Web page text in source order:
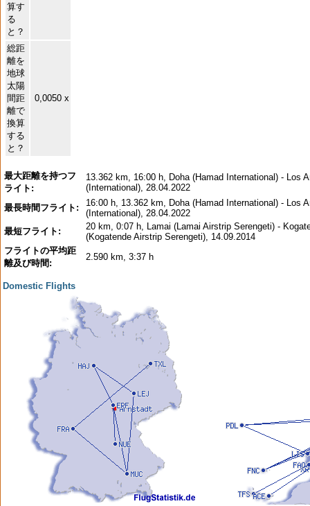
算す
る
と？
総距
離を
地球
太陽
間距
離で
換算
する
と？
0,0050 x
最大距離を持つフ
ライト:
13.362 km, 16:00 h, Doha (Hamad International) - Los
(International), 28.04.2022
最長時間フライト:
16:00 h, 13.362 km, Doha (Hamad International) - Los
(International), 28.04.2022
最短フライト:
20 km, 0:07 h, Lamai (Lamai Airstrip Serengeti) -
(Kogatende Airstrip Serengeti), 14.09.2014
フライトの平均距
離及び時間:
2.590 km, 3:37 h
Domestic Flights